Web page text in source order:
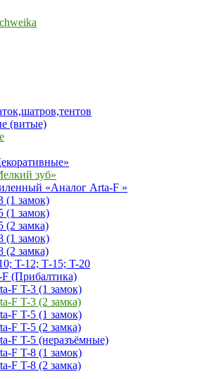
(витые)
зуб»
«Аналог Arta-F »
(1 замок)
(1 замок)
(2 замка)
(1 замок)
(2 замка)
T-12; Т-15; T-20
(Прибалтика)
F T-3 (1 замок)
F T-3 (2 замка)
F T-5 (1 замок)
F T-5 (2 замка)
F T-5 (неразъёмные)
F T-8 (1 замок)
F T-8 (2 замка)